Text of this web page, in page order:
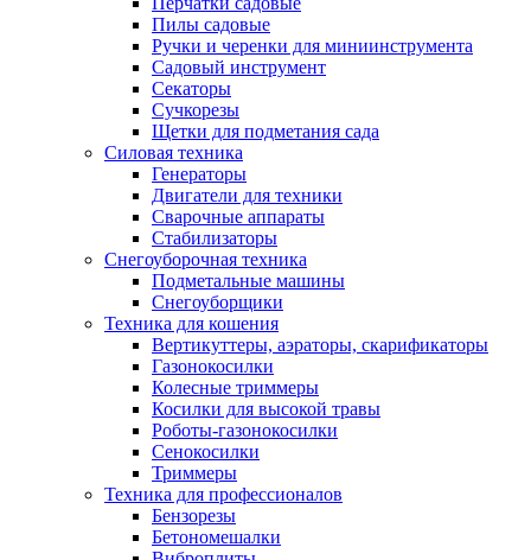
Пилы садовые
Ручки и черенки для миниинструмента
Садовый инструмент
Секаторы
Сучкорезы
Щетки для подметания сада
Силовая техника
Генераторы
Двигатели для техники
Сварочные аппараты
Стабилизаторы
Снегоуборочная техника
Подметальные машины
Снегоуборщики
Техника для кошения
Вертикуттеры, аэраторы, скарификаторы
Газонокосилки
Колесные триммеры
Косилки для высокой травы
Роботы-газонокосилки
Сенокосилки
Триммеры
Техника для профессионалов
Бензорезы
Бетономешалки